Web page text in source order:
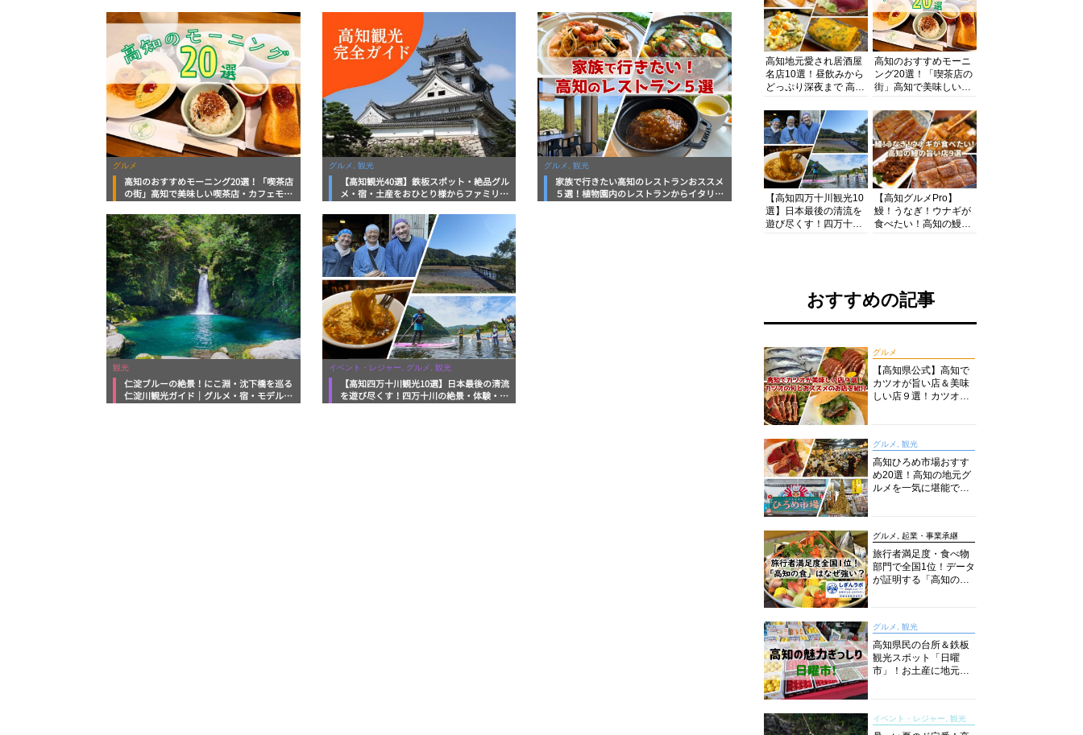
底解説！
グルメ
高知のおすすめモーニング20選！「喫茶店
の街」高知で美味しい喫茶店・カフェモー
グルメ, 観光
【高知観光40選】鉄板スポット・絶品グル
メ・宿・土産をおひとり様からファミリー
グルメ, 観光
家族で行きたい高知のレストランおススメ
５選！植物園内のレストランからイタリア
観光
仁淀ブルーの絶景！にこ淵・沈下橋を巡る
仁淀川観光ガイド｜グルメ・宿・モデルコ
イベント・レジャー, グルメ, 観光
【高知四万十川観光10選】日本最後の清流
を遊び尽くす！四万十川の絶景・体験・グ
高知地元愛され居酒屋
名店10選！昼飲みから
どっぷり深夜まで 高知
知グルメPro】
高知のおすすめモーニ
ング20選！「喫茶店の
街」高知で美味しい喫
グをいただきます！
【高知四万十川観光10
選】日本最後の清流を
遊び尽くす！四万十川
【高知グルメPro】
鰻！うなぎ！ウナギが
食べたい！高知の鰻の
おすすめの記事
グルメ
【高知県公式】高知で
カツオが旨い店＆美味
しい店９選！カツオの
グルメ, 観光
高知ひろめ市場おすす
め20選！高知の地元グ
ルメを一気に堪能でき
グルメ, 起業・事業承継
旅行者満足度・食べ物
部門で全国1位！データ
が証明する「高知の
グルメ, 観光
高知県民の台所＆鉄板
観光スポット「日曜
市」！お土産に地元野
説！
イベント・レジャー, 観光